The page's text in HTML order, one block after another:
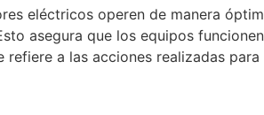
eléctricos operen de manera
asegura que los equipos
refiere a las acciones realizadas